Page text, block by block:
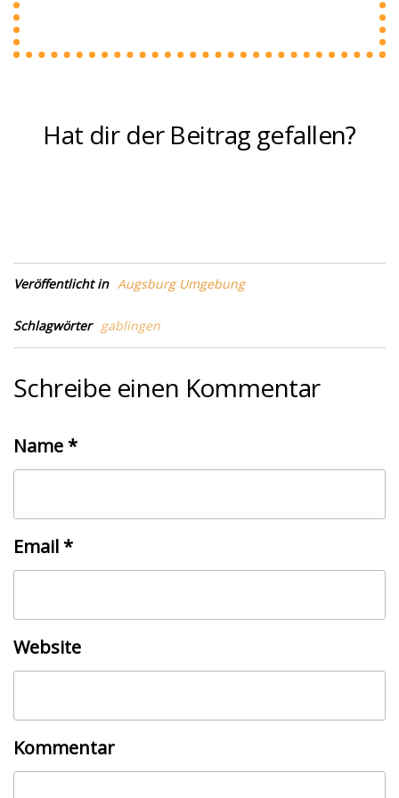
Hat dir der Beitrag gefallen?
Veröffentlicht in Augsburg Umgebung
Schlagwörter gablingen
Schreibe einen Kommentar
Name *
Email *
Website
Kommentar